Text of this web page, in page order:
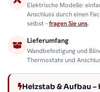
Elektrische Modelle:
Anschluss durch einen
selbst –fragen Sie uns.
Lieferumfang
Wandbefestigung und
Thermostate und
Heizstab & Aufbau